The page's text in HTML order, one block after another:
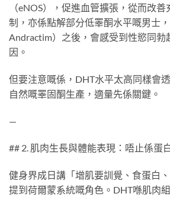
（eNOS），促進血管擴張，從而改
制，亦係點解部分低睪酮水平嘅男士
Andractim）之後，會感受到性慾同勃
因。
但要注意嘅係，DHT水平太高同樣會
自然嘅睪固酮生產，適量先係關鍵。
—
## 2. 肌肉生長與體能表現：唔止係蛋
健身界成日講「增肌要訓覺、食蛋白
提到荷爾蒙系統嘅角色。DHT喺肌肉